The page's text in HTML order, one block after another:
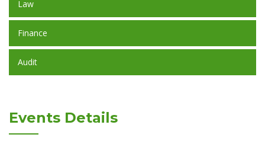
Law
Finance
Audit
Events Details